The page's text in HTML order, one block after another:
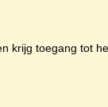
krijg toegang tot